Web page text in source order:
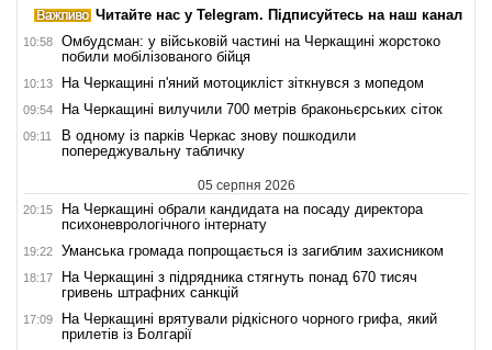
Читайте нас у Telegram. Підписуйтесь на наш канал
10:58
Омбудсман: у військовій частині на Черкащині жорстоко
побили мобілізованого бійця
10:13 На Черкащині п'яний мотоцикліст зіткнувся з мопедом
09:54 На Черкащині вилучили 700 метрів браконьєрських сіток
09:11
В одному із парків Черкас знову пошкодили
попереджувальну табличку
05 серпня 2026
20:15
На Черкащині обрали кандидата на посаду директора
психоневрологічного інтернату
19:22 Уманська громада попрощається із загиблим захисником
18:17
На Черкащині з підрядника стягнуть понад 670 тисяч
гривень штрафних санкцій
17:09
На Черкащині врятували рідкісного чорного грифа, який
прилетів із Болгарії